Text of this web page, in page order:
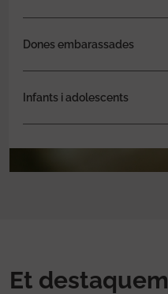
Dones embarassades
Infants i adolescents
Et destaquem